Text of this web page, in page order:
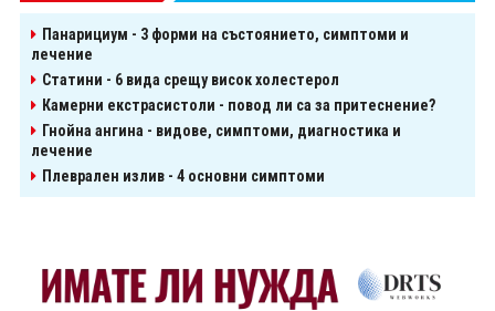
Панарициум - 3 форми на състоянието, симптоми и
лечение
Статини - 6 вида срещу висок холестерол
Камерни екстрасистоли - повод ли са за притеснение?
Гнойна ангина - видове, симптоми, диагностика и
лечение
Плеврален излив - 4 основни симптоми